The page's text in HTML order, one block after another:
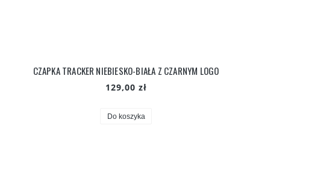
CZAPKA TRACKER NIEBIESKO-BIAŁA Z CZARNYM LOGO
129,00 zł
Do koszyka